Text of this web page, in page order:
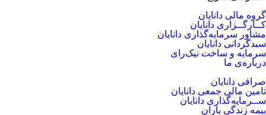
گروه مالی دانایان
کــارگــزاری دانایان
مشاور سرمایه‌گذاری دانایان
سبدگردانی دانایان
سرمایه و ساخت نیک‌رای
درباره‌ی ما
صرافی دانایان
تامین مالی جمعی دانایان
ســرمایه‌گذاری دانایان
بیمه زندگی باران